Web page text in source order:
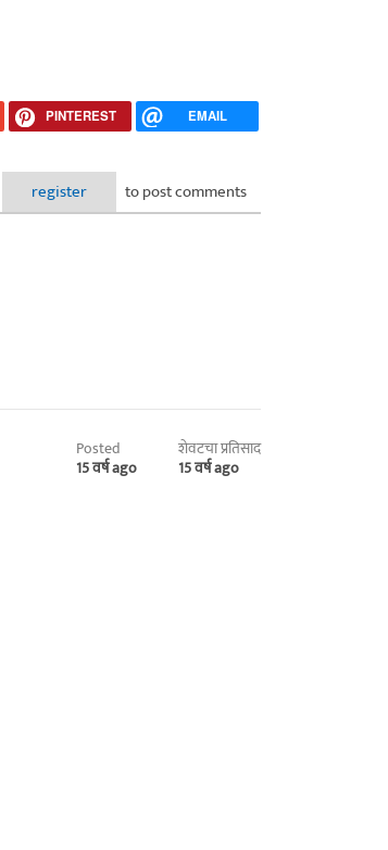
PINTEREST EMAIL
register to post comments
Posted
15 वर्ष ago
शेवटचा प्रतिसाद
15 वर्ष ago